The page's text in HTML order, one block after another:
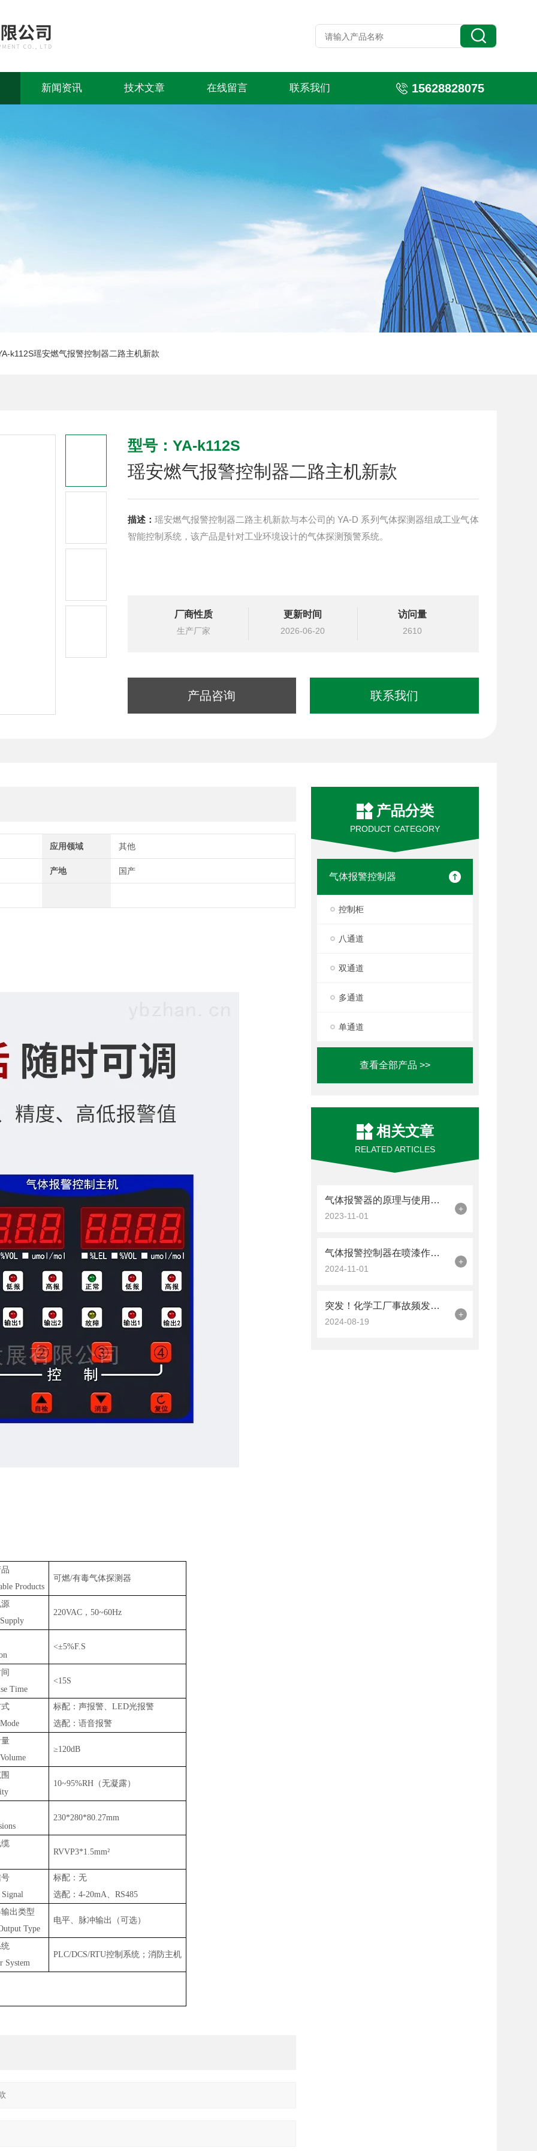
新闻资讯 技术文章 在线留言 联系我们 15628828075
k112S瑶安燃气报警控制器二路主机新款
型号：YA-k112S
瑶安燃气报警控制器二路主机新款
描述： 瑶安燃气报警控制器二路主机新款与本公司的 YA-D 系列气体探测器组成工业气体
智能控制系统，该产品是针对工业环境设计的气体探测预警系统。
厂商性质
生产厂家
更新时间
2026-06-20
访问量
2610
产品咨询 联系我们
产品分类
PRODUCT CATEGORY
气体报警控制器
控制柜
八通道
双通道
多通道
单通道
查看全部产品 >>
相关文章
RELATED ARTICLES
气体报警器的原理与使用：安全使用手册
2023-11-01
+
气体报警控制器在喷漆作业安全中的关键作用
2024-11-01
+
突发！化学工厂事故频发？化工厂化学气体泄漏致10人受伤！
2024-08-19
+
应用领域 其他
产地 国产
Products
可燃/有毒气体探测器
220VAC，50~60Hz
<±5%F.S
Time
<15S
标配：声报警、LED光报警
选配：语音报警
≥120dB
10~95%RH（无凝露）
230*280*80.27mm
RVVP3*1.5mm²
标配：无
选配：4-20mA、RS485
出类型
Type
电平、脉冲输出（可选）
System
PLC/DCS/RTU控制系统；消防主机